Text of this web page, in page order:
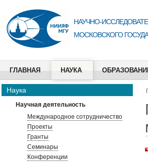
НАУЧНО-
МОСКОВСКОГО
ГЛАВНАЯ НАУКА
Наука
Научная деятельность
Международное сотрудничество
Проекты
Гранты
Семинары
Конференции